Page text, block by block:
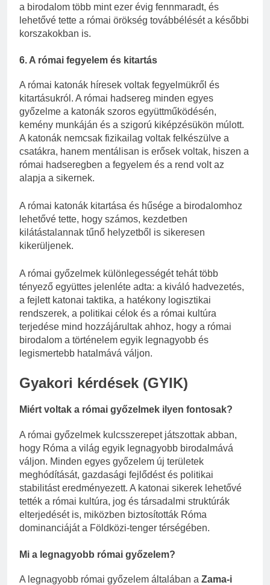
a birodalom több mint ezer évig fennmaradt, és
lehetővé tette a római örökség továbbélését a későbbi
korszakokban is.
6. A római fegyelem és kitartás
A római katonák híresek voltak fegyelmükről és
kitartásukról. A római hadsereg minden egyes
győzelme a katonák szoros együttműködésén,
kemény munkáján és a szigorú kiképzésükön múlott.
A katonák nemcsak fizikailag voltak felkészülve a
csatákra, hanem mentálisan is erősek voltak, hiszen a
római hadseregben a fegyelem és a rend volt az
alapja a sikernek.
A római katonák kitartása és hűsége a birodalomhoz
lehetővé tette, hogy számos, kezdetben
kilátástalannak tűnő helyzetből is sikeresen
kikerüljenek.
A római győzelmek különlegességét tehát több
tényező együttes jelenléte adta: a kiváló hadvezetés,
a fejlett katonai taktika, a hatékony logisztikai
rendszerek, a politikai célok és a római kultúra
terjedése mind hozzájárultak ahhoz, hogy a római
birodalom a történelem egyik legnagyobb és
legismertebb hatalmává váljon.
Gyakori kérdések (GYIK)
Miért voltak a római győzelmek ilyen fontosak?
A római győzelmek kulcsszerepet játszottak abban,
hogy Róma a világ egyik legnagyobb birodalmává
váljon. Minden egyes győzelem új területek
meghódítását, gazdasági fejlődést és politikai
stabilitást eredményezett. A katonai sikerek lehetővé
tették a római kultúra, jog és társadalmi struktúrák
elterjedését is, miközben biztosították Róma
dominanciáját a Földközi-tenger térségében.
Mi a legnagyobb római győzelem?
A legnagyobb római győzelem általában a Zama-i